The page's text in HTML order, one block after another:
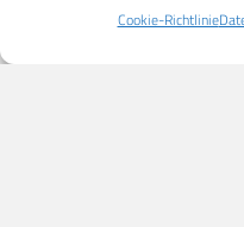
Cookie-Richtlinie